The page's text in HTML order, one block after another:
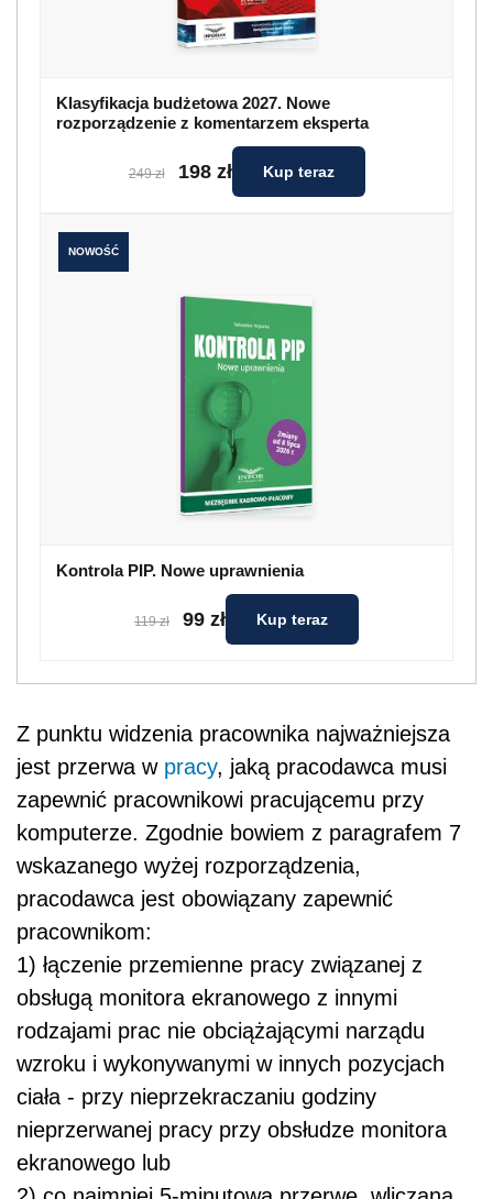
Klasyfikacja budżetowa 2027. Nowe
rozporządzenie z komentarzem eksperta
249 zł 198 zł Kup teraz
NOWOŚĆ
Kontrola PIP. Nowe uprawnienia
119 zł 99 zł Kup teraz
Z punktu widzenia pracownika najważniejsza
jest przerwa w pracy, jaką pracodawca musi
zapewnić pracownikowi pracującemu przy
komputerze. Zgodnie bowiem z paragrafem 7
wskazanego wyżej rozporządzenia,
pracodawca jest obowiązany zapewnić
pracownikom:
1) łączenie przemienne pracy związanej z
obsługą monitora ekranowego z innymi
rodzajami prac nie obciążającymi narządu
wzroku i wykonywanymi w innych pozycjach
ciała - przy nieprzekraczaniu godziny
nieprzerwanej pracy przy obsłudze monitora
ekranowego lub